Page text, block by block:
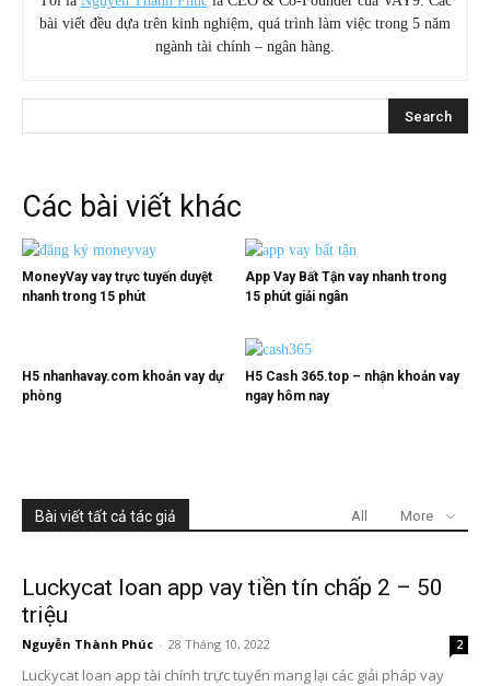
bài viết đều dựa trên kinh nghiệm, quá trình làm việc trong 5 năm
ngành tài chính – ngân hàng.
Các bài viết khác
MoneyVay vay trực tuyến duyệt
nhanh trong 15 phút
App Vay Bất Tận vay nhanh trong
15 phút giải ngân
H5 nhanhavay.com khoản vay dự
phòng
H5 Cash 365.top – nhận khoản vay
ngay hôm nay
Bài viết tất cả tác giả All More
Luckycat loan app vay tiền tín chấp 2 – 50
triệu
Nguyễn Thành Phúc - 28 Tháng 10, 2022 2
Luckycat loan app tài chính trực tuyến mang lại các giải pháp vay